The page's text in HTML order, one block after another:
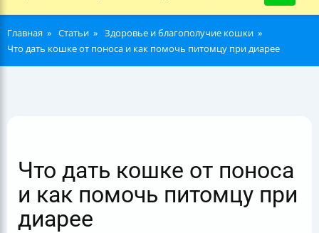
Главная Статьи
Здоровье и благополучие кошки
Что дать кошке от поноса и как помочь питомцу при диарее
Что дать кошке от поноса
и как помочь питомцу при
диарее